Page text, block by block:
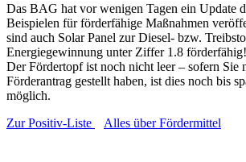
Das BAG hat vor wenigen Tagen ein Update
Beispielen für förderfähige Maßnahmen
sind auch Solar Panel zur Diesel- bzw.
Energiegewinnung unter Ziffer 1.8 förderfähig!
Der Fördertopf ist noch nicht leer – sofern Sie
Förderantrag gestellt haben, ist dies noch bis
möglich.
Zur Positiv-Liste
Alles über Fördermittel